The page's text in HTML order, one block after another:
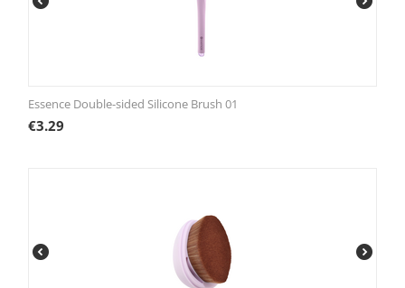
Essence Double-sided Silicone Brush 01
€3.29